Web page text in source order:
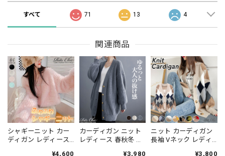
すべて 71 13 4
関連商品
シャギーニット カー
ディガン レディース
¥4,600
カーディガン ニット
レディース 春秋冬 韓
¥3,980
ニット カーディガン
長袖 Vネック レディ
¥3,800